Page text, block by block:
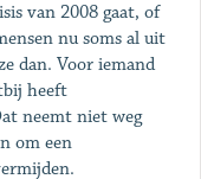
van 2008 gaat, of
nu soms al uit
dan. Voor iemand
heeft
neemt niet weg
om een